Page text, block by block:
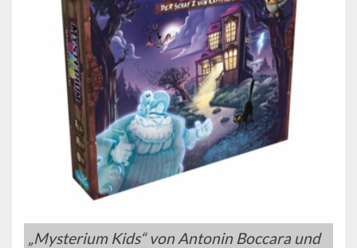
„Mysterium Kids“ von Antonin Boccara und